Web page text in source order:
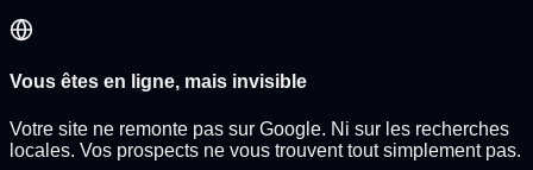
Vous êtes en ligne, mais invisible
Votre site ne remonte pas sur Google. Ni sur les recherches
locales. Vos prospects ne vous trouvent tout simplement pas.